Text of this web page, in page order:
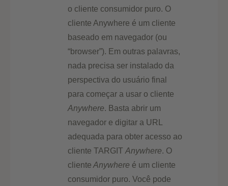
o cliente consumidor puro. O
cliente Anywhere é um cliente
baseado em navegador (ou
“browser”). Em outras palavras,
nada precisa ser instalado da
perspectiva do usuário final
para começar a usar o cliente
Anywhere. Basta abrir um
navegador e digitar a URL
adequada para obter acesso ao
cliente TARGIT Anywhere. O
cliente Anywhere é um cliente
consumidor puro. Você pode